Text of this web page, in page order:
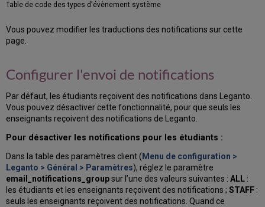
Table de code des types d'évènement système
Vous pouvez modifier les traductions des notifications sur cette
page.
Configurer l'envoi de notifications
Par défaut, les étudiants reçoivent des notifications dans Leganto.
Vous pouvez désactiver cette fonctionnalité, pour que seuls les
enseignants reçoivent des notifications de Leganto.
Pour désactiver les notifications pour les étudiants :
Dans la table des paramètres client ( Menu de configuration >
Leganto > Général > Paramètres), réglez le paramètre
email_notifications_groupsur l’une des valeurs suivantes :ALL :
les étudiants et les enseignants reçoivent des notifications ;STAFF :
seuls les enseignants reçoivent des notifications. Quand ce